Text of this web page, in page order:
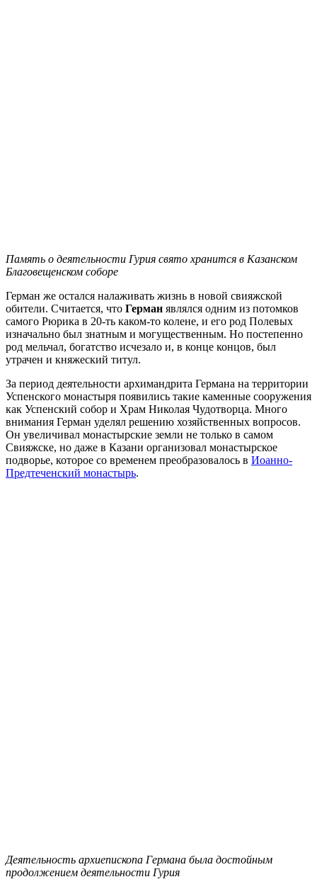
Память о деятельности Гурия свято хранится в Казанском
Благовещенском соборе
Герман же остался налаживать жизнь в новой свияжской
обители. Считается, что Герман являлся одним из потомков
самого Рюрика в 20-ть каком-то колене, и его род Полевых
изначально был знатным и могущественным. Но постепенно
род мельчал, богатство исчезало и, в конце концов, был
утрачен и княжеский титул.
За период деятельности архимандрита Германа на территории
Успенского монастыря появились такие каменные сооружения
как Успенский собор и Храм Николая Чудотворца. Много
внимания Герман уделял решению хозяйственных вопросов.
Он увеличивал монастырские земли не только в самом
Свияжске, но даже в Казани организовал монастырское
подворье, которое со временем преобразовалось в Иоанно-
Предтеченский монастырь.
Деятельность архиепископа Германа была достойным
продолжением деятельности Гурия